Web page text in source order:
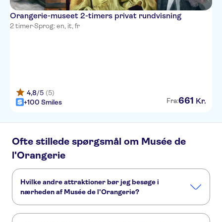
Orangerie-museet 2-timers privat rundvisning
2 timer·Sprog: en, it, fr
4,8/5 (5)
+100 Smiles
Fra:661 Kr.
Ofte stillede spørgsmål om Musée de
l'Orangerie
Hvilke andre attraktioner bør jeg besøge i
nærheden af Musée de l'Orangerie?